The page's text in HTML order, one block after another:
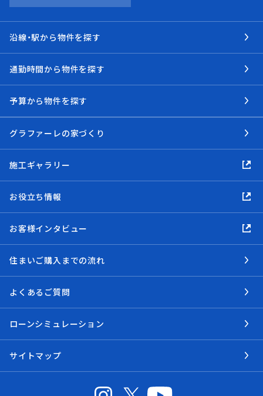
沿線・駅から物件を探す
通勤時間から物件を探す
予算から物件を探す
グラファーレの家づくり
施工ギャラリー
お役立ち情報
お客様インタビュー
住まいご購入までの流れ
よくあるご質問
ローンシミュレーション
サイトマップ